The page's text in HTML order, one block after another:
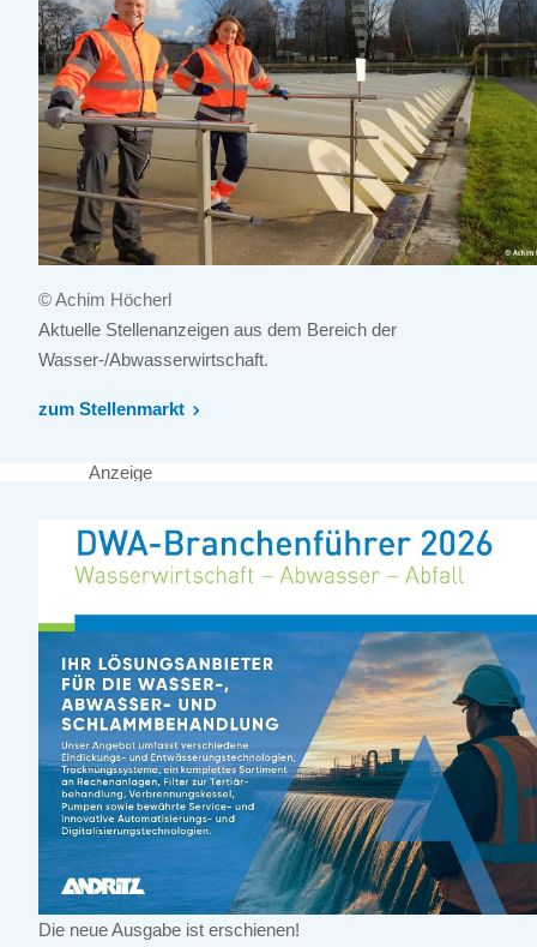
© Achim Höcherl
Aktuelle Stellenanzeigen aus dem Bereich der
Wasser-/Abwasserwirtschaft.
zum Stellenmarkt
Anzeige
Die neue Ausgabe ist erschienen!